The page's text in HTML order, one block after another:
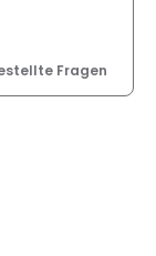
Fragen